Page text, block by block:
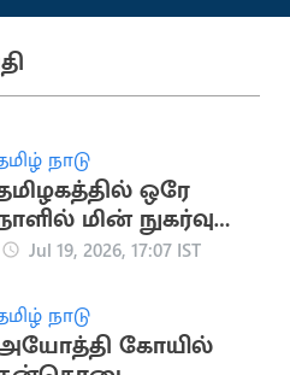
நாடு
ஒரே
மின் நுகர்வு
475.45 மில்லியன்
Jul 19, 2026, 17:07 IST
நாடு
கோயில்